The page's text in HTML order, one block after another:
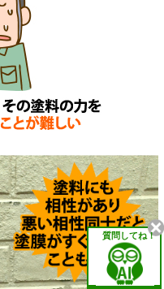
質問してね！